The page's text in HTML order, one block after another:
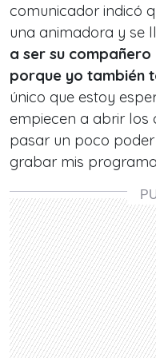
comunicador indicó
una animadora y se
a ser su
porque yo también
único que estoy
empiecen a abrir los
pasar un poco
grabar mis